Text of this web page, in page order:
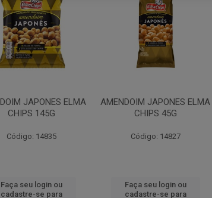
JAPONES ELMA
CHIPS 145G
Código: 14835
Faça seu login ou
cadastre-se para
AMENDOIM JAPONES ELMA
CHIPS 45G
Código: 14827
Faça seu login ou
cadastre-se para